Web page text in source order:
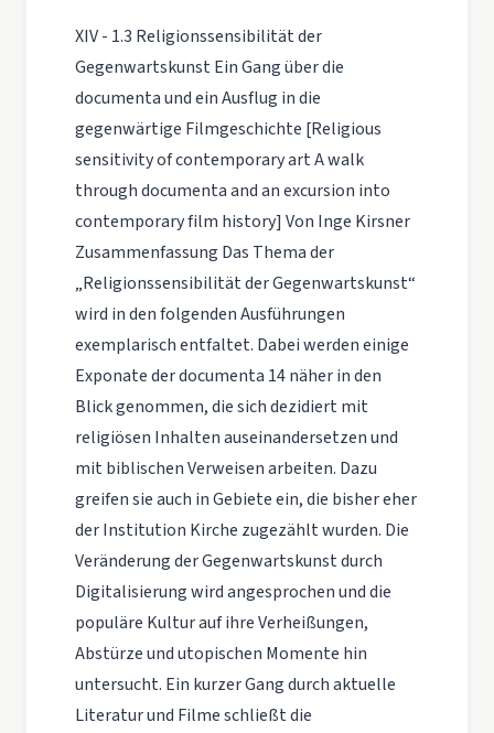
XIV - 1.3 Religionssensibilität der
Gegenwartskunst Ein Gang über die
documenta und ein Ausflug in die
gegenwärtige Filmgeschichte [Religious
sensitivity of contemporary art A walk
through documenta and an excursion into
contemporary film history] Von Inge Kirsner
Zusammenfassung Das Thema der
„Religionssensibilität der Gegenwartskunst“
wird in den folgenden Ausführungen
exemplarisch entfaltet. Dabei werden einige
Exponate der documenta 14 näher in den
Blick genommen, die sich dezidiert mit
religiösen Inhalten auseinandersetzen und
mit biblischen Verweisen arbeiten. Dazu
greifen sie auch in Gebiete ein, die bisher eher
der Institution Kirche zugezählt wurden. Die
Veränderung der Gegenwartskunst durch
Digitalisierung wird angesprochen und die
populäre Kultur auf ihre Verheißungen,
Abstürze und utopischen Momente hin
untersucht. Ein kurzer Gang durch aktuelle
Literatur und Filme schließt die